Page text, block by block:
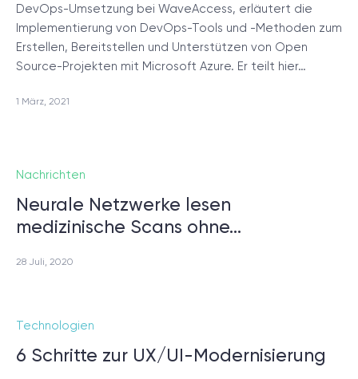
DevOps-Umsetzung bei WaveAccess, erläutert die
Implementierung von DevOps-Tools und -Methoden zum
Erstellen, Bereitstellen und Unterstützen von Open
Source-Projekten mit Microsoft Azure. Er teilt hier…
1 März, 2021
Nachrichten
Neurale Netzwerke lesen
medizinische Scans ohne…
28 Juli, 2020
Technologien
6 Schritte zur UX/UI-Modernisierung